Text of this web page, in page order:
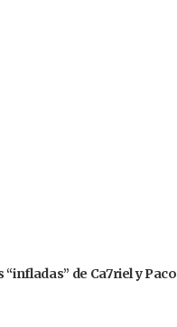
de Ca7riel y Paco